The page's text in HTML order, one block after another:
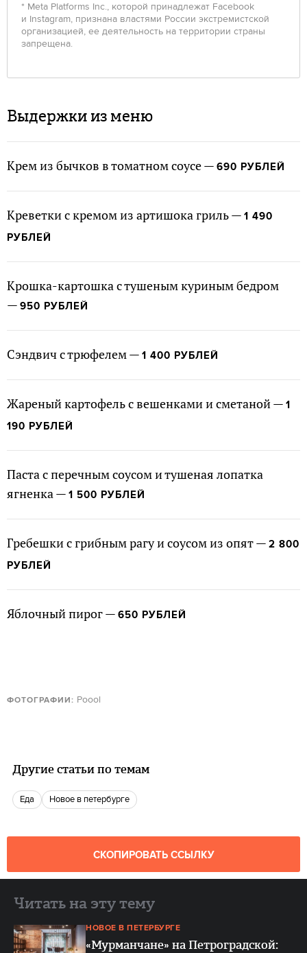
* Meta Platforms Inc., которой принадлежат Facebook
и Instagram, признана властями России экстремистской
организацией, ее деятельность на территории страны
запрещена.
Выдержки из меню
Крем из бычков в томатном соусе — 690 РУБЛЕЙ
Креветки с кремом из артишока гриль — 1 490
РУБЛЕЙ
Крошка-картошка с тушеным куриным бедром
— 950 РУБЛЕЙ
Cэндвич с трюфелем — 1 400 РУБЛЕЙ
Жареный картофель с вешенками и сметаной — 1
190 РУБЛЕЙ
Паста с перечным соусом и тушеная лопатка
ягненка — 1 500 РУБЛЕЙ
Гребешки с грибным рагу и соусом из опят — 2 800
РУБЛЕЙ
Яблочный пирог — 650 РУБЛЕЙ
ФОТОГРАФИИ: Poool
Другие статьи по темам
еда новое в петербурге
СКОПИРОВАТЬ ССЫЛКУ
Читать на эту тему
НОВОЕ В ПЕТЕРБУРГЕ
«Мурманчане» на Петроградской: